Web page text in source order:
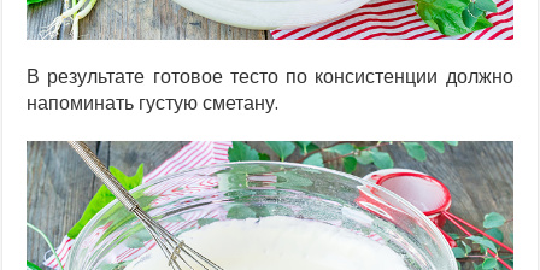
В результате готовое тесто по консистенции должно
напоминать густую сметану.